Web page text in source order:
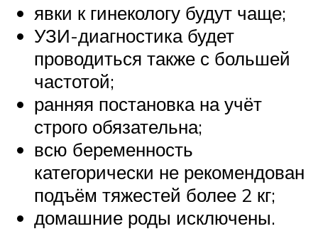
явки к гинекологу будут чаще;
УЗИ-диагностика будет
проводиться также с большей
частотой;
ранняя постановка на учёт
строго обязательна;
всю беременность
категорически не рекомендован
подъём тяжестей более 2 кг;
домашние роды исключены.